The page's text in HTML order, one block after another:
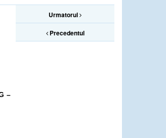
Urmatorul
Precedentul
–